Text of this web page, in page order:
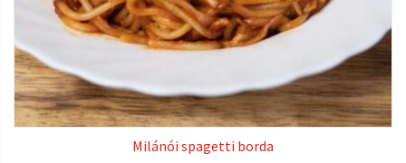
Milánói spagetti borda